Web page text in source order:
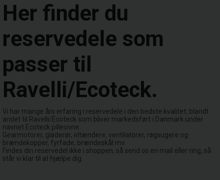
Her finder du
reservedele som
passer til
Ravelli/Ecoteck.
Vi har mange års erfaring i reservedele i den bedste kvalitet, blandt
andet til Ravelli/Ecoteck som bliver markedsført i Danmark under
navnet Ecoteck pilleovne.
Gearmotorer, gløderør, eltændere, ventilatorer, røgsugere og
brændekopper, fyrfade, brændeskål mv.
Findes din reservedel ikke i shoppen, så send os en mail eller ring, så
står vi klar til at hjælpe dig.